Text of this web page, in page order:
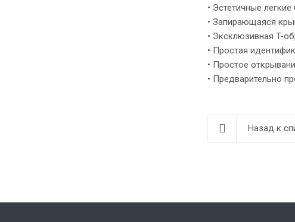
• Эстетичные
• Запирающаяся
• Эксклюзивная T-
• Простая
• Простое
• Предварительно
Назад к